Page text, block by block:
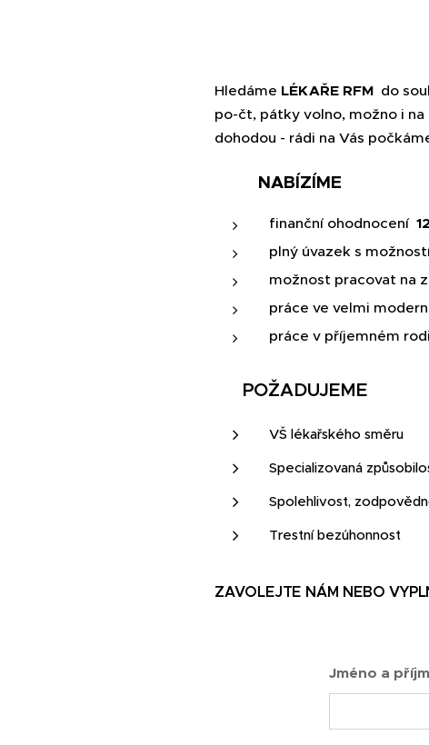
Hledáme LÉKAŘE RFM do
po-čt, pátky volno, možno i na
dohodou - rádi na Vás
💰 NABÍZÍME
finanční ohodnocení
plný úvazek s
možnost pracovat na
práce ve velmi
práce v příjemném
POŽADUJEME
VŠ lékařského směru
Specializovaná
Spolehlivost,
Trestní bezúhonnost
ZAVOLEJTE NÁM NEBO
Jméno a